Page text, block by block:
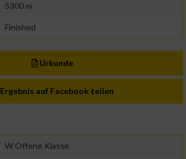
5300 m
Finished
Urkunde
Ergebnis auf Facebook teilen
W Offene Klasse